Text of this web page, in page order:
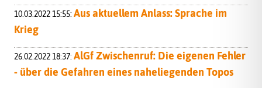
10.03.2022 15:55: Aus aktuellem Anlass: Sprache im
Krieg
26.02.2022 18:37: AlGf Zwischenruf: Die eigenen Fehler
- über die Gefahren eines naheliegenden Topos